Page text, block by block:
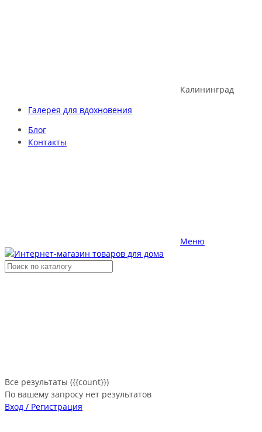
Калининград
Галерея для вдохновения
Блог
Контакты
Меню
Все результаты ({{count}})
По вашему запросу нет результатов
Вход / Регистрация